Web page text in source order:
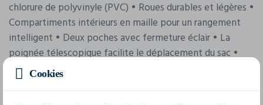
chlorure de polyvinyle (PVC) • Roues durables et légères •
Compartiments intérieurs en maille pour un rangement
intelligent • Deux poches avec fermeture éclair • La
poignée télescopique facilite le déplacement du sac •
Poignées durables pour un transport facile • Fermetures
éclair à double sens • 75x35x35 cm • 95 L
Cookies